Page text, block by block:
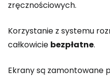
zręcznościowych.
Korzystanie z systemu
całkowicie bezpłatne.
Ekrany są zamontowane